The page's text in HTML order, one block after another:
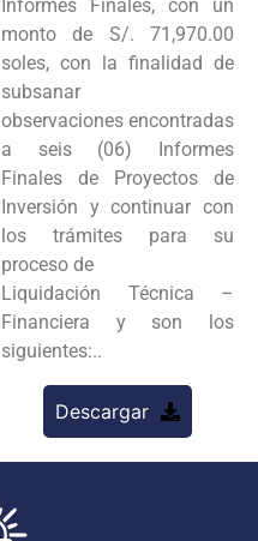
Informes Finales, con un
monto de S/. 71,970.00
soles, con la finalidad de
subsanar
observaciones encontradas
a seis (06) Informes
Finales de Proyectos de
Inversión y continuar con
los trámites para su
proceso de
Liquidación Técnica –
Financiera y son los
siguientes:..
Descargar